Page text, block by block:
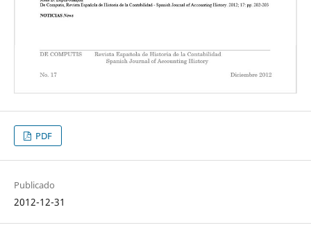
PDF
Publicado
2012-12-31